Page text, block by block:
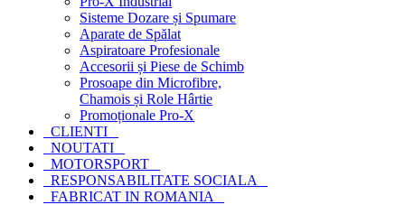
Sisteme Dozare și Spumare
Aparate de Spălat
Aspiratoare Profesionale
Accesorii și Piese de Schimb
Prosoape din Microfibre,
Chamois și Role Hârtie
Promoționale Pro-X
CLIENTI
NOUTATI
MOTORSPORT
RESPONSABILITATE SOCIALA
FABRICAT IN ROMANIA